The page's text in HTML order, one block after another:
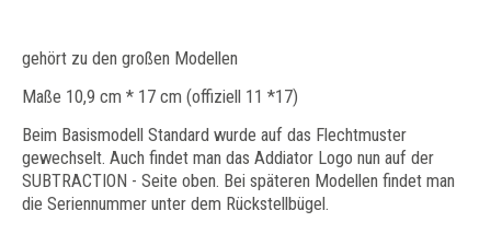
gehört zu den großen Modellen
Maße 10,9 cm * 17 cm (offiziell 11 *17)
Beim Basismodell Standard wurde auf das Flechtmuster
gewechselt. Auch findet man das Addiator Logo nun auf der
SUBTRACTION - Seite oben. Bei späteren Modellen findet man
die Seriennummer unter dem Rückstellbügel.